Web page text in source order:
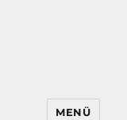
MENÜ